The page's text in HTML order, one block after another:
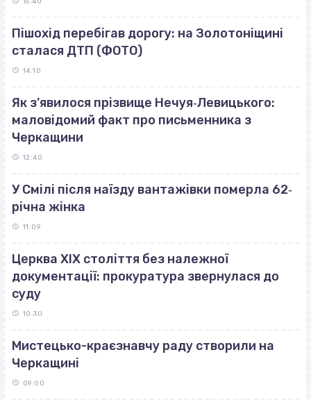
Пішохід перебігав дорогу: на Золотоніщині
сталася ДТП (ФОТО)
14:10
Як з’явилося прізвище Нечуя‐Левицького:
маловідомий факт про письменника з
Черкащини
12:40
У Смілі після наїзду вантажівки померла 62‐
річна жінка
11:09
Церква ХІХ століття без належної
документації: прокуратура звернулася до
суду
10:30
Мистецько-краєзнавчу раду створили на
Черкащині
09:00